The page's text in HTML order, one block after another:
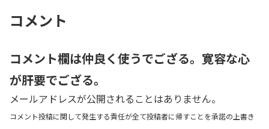
コメント
コメント欄は仲良く使うでござる。寛容な心
が肝要でござる。
メールアドレスが公開されることはありません。
コメント投稿に関して発生する責任が全て投稿者に帰すことを承諾の上書き